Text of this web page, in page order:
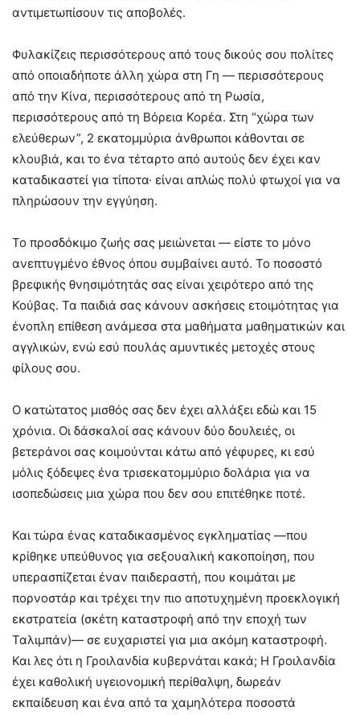
αντιμετωπίσουν τις αποβολές.
Φυλακίζεις περισσότερους από τους δικούς σου πολίτες
από οποιαδήποτε άλλη χώρα στη Γη — περισσότερους
από την Κίνα, περισσότερους από τη Ρωσία,
περισσότερους από τη Βόρεια Κορέα. Στη “χώρα των
ελεύθερων”, 2 εκατομμύρια άνθρωποι κάθονται σε
κλουβιά, και το ένα τέταρτο από αυτούς δεν έχει καν
καταδικαστεί για τίποτα· είναι απλώς πολύ φτωχοί για να
πληρώσουν την εγγύηση.
Το προσδόκιμο ζωής σας μειώνεται — είστε το μόνο
ανεπτυγμένο έθνος όπου συμβαίνει αυτό. Το ποσοστό
βρεφικής θνησιμότητάς σας είναι χειρότερο από της
Κούβας. Τα παιδιά σας κάνουν ασκήσεις ετοιμότητας για
ένοπλη επίθεση ανάμεσα στα μαθήματα μαθηματικών και
αγγλικών, ενώ εσύ πουλάς αμυντικές μετοχές στους
φίλους σου.
Ο κατώτατος μισθός σας δεν έχει αλλάξει εδώ και 15
χρόνια. Οι δάσκαλοί σας κάνουν δύο δουλειές, οι
βετεράνοι σας κοιμούνται κάτω από γέφυρες, κι εσύ
μόλις ξόδεψες ένα τρισεκατομμύριο δολάρια για να
ισοπεδώσεις μια χώρα που δεν σου επιτέθηκε ποτέ.
Και τώρα ένας καταδικασμένος εγκληματίας —που
κρίθηκε υπεύθυνος για σεξουαλική κακοποίηση, που
υπερασπίζεται έναν παιδεραστή, που κοιμάται με
πορνοστάρ και τρέχει την πιο αποτυχημένη προεκλογική
εκστρατεία (σκέτη καταστροφή από την εποχή των
Ταλιμπάν)— σε ευχαριστεί για μια ακόμη καταστροφή.
Και λες ότι η Γροιλανδία κυβερνάται κακά; Η Γροιλανδία
έχει καθολική υγειονομική περίθαλψη, δωρεάν
εκπαίδευση και ένα από τα χαμηλότερα ποσοστά